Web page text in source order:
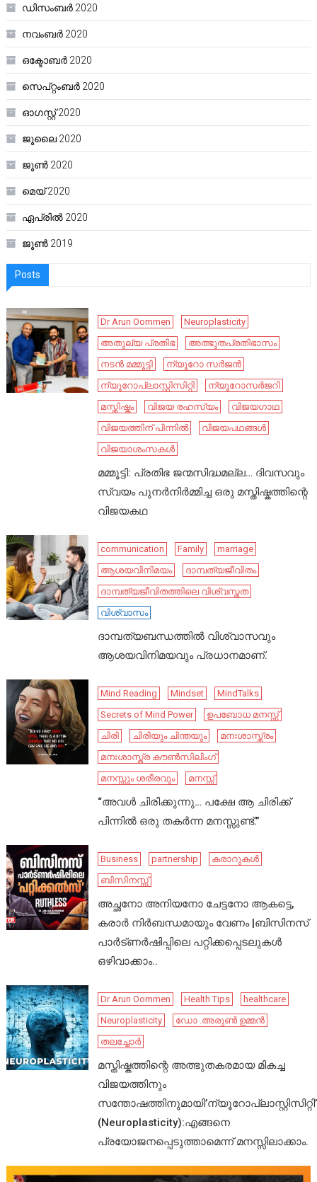
ഡിസംബർ 2020
നവംബർ 2020
ഒക്ടോബർ 2020
സെപ്റ്റംബർ 2020
ഓഗസ്റ്റ്‌ 2020
ജൂലൈ 2020
ജൂൺ 2020
മെയ്‌ 2020
ഏപ്രിൽ 2020
ജൂൺ 2019
Posts
Dr Arun Oommen
Neuroplasticity
അതുല്യ പ്രതിഭ
അത്ഭുതപ്രതിഭാസം
നടൻ മമ്മൂട്ടി
ന്യൂറോ സർജൻ
ന്യൂറോപ്ലാസ്റ്റിസിറ്റി
ന്യൂറോസർജറി
മസ്തിഷ്കം
വിജയ രഹസ്യം
വിജയഗാഥ
വിജയത്തിന് പിന്നിൽ
വിജയപഥങ്ങൾ
വിജയാശംസകൾ
മമ്മൂട്ടി: പ്രതിഭ ജന്മസിദ്ധമല്ല… ദിവസവും
സ്വയം പുനർനിർമ്മിച്ച ഒരു മസ്തിഷ്കത്തിന്റെ
വിജയകഥ
communication Family
marriage
ആശയവിനിമയം
ദാമ്പത്യജീവിതം
ദാമ്പത്യജീവിതത്തിലെ വിശ്വസ്തത
വിശ്വാസം
ദാമ്പത്യബന്ധത്തിൽ വിശ്വാസവും
ആശയവിനിമയവും പ്രധാനമാണ്.
Mind Reading Mindset
MindTalks
Secrets of Mind Power
ഉപബോധ മനസ്സ്
ചിരി
ചിരിയും ചിന്തയും
മനഃശാസ്ത്രം
മനഃശാസ്ത്ര കൗൺസിലിംഗ്
മനസ്സും ശരീരവും
മനസ്സ്
“അവൾ ചിരിക്കുന്നു… പക്ഷേ ആ ചിരിക്ക്
പിന്നിൽ ഒരു തകർന്ന മനസ്സുണ്ട്.”
Business partnership
കരാറുകൾ
ബിസിനസ്സ്
അച്ഛനോ അനിയനോ ചേട്ടനോ ആകട്ടെ,
കരാർ നിർബന്ധമായും വേണം |ബിസിനസ്
പാർട്ണർഷിപ്പിലെ പറ്റിക്കപ്പെടലുകൾ
ഒഴിവാക്കാം..
Dr Arun Oommen Health Tips
healthcare
Neuroplasticity
ഡോ .അരുൺ ഉമ്മൻ
തലച്ചോർ
മസ്തിഷ്കത്തിന്റെ അത്ഭുതകരമായ മികച്ച
വിജയത്തിനും
സന്തോഷത്തിനുമായി’ന്യൂറോപ്ലാസ്റ്റിസിറ്റി’
(Neuroplasticity):എങ്ങനെ
പ്രയോജനപ്പെടുത്താമെന്ന് മനസ്സിലാക്കാം.